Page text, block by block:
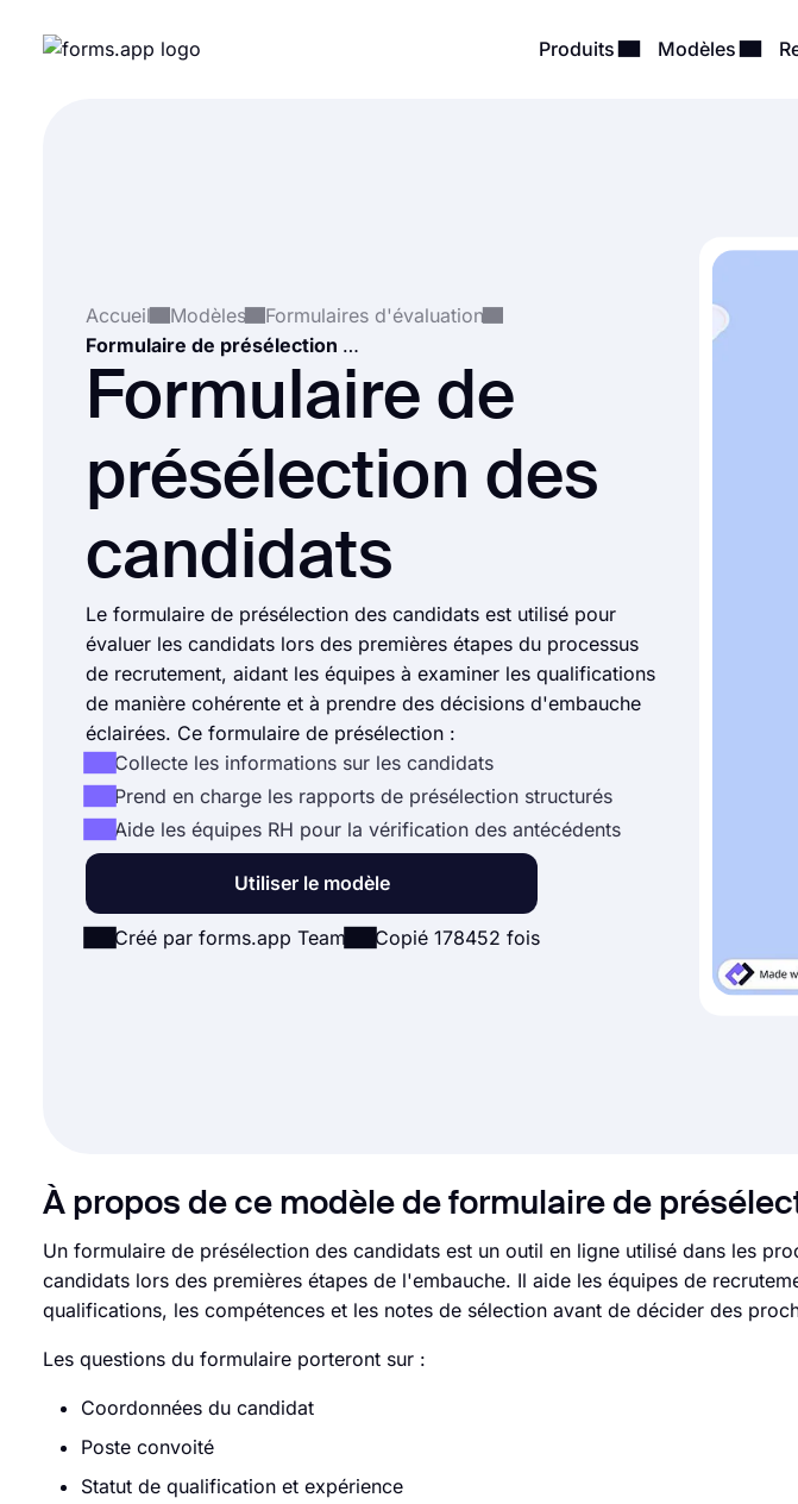
Produits Modèles
Accueil Modèles
Formulaires d'évaluation
Formulaire de présélection des candidats
Formulaire de
présélection des
candidats
Le formulaire de présélection des candidats est utilisé pour
évaluer les candidats lors des premières étapes du processus
de recrutement, aidant les équipes à examiner les qualifications
de manière cohérente et à prendre des décisions d'embauche
éclairées. Ce formulaire de présélection :
Collecte les informations sur les candidats
Prend en charge les rapports de présélection structurés
Aide les équipes RH pour la vérification des antécédents
Utiliser le modèle
Créé par forms.app Team Copié 178452 fois
À propos de ce modèle de formulaire de
Un formulaire de présélection des candidats est un outil en ligne utilisé dans les
candidats lors des premières étapes de l'embauche. Il aide les équipes de
qualifications, les compétences et les notes de sélection avant de décider des
Les questions du formulaire porteront sur :
Coordonnées du candidat
Poste convoité
Statut de qualification et expérience